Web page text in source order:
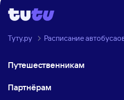
Туту.ру Расписание
Путешественникам
Партнёрам